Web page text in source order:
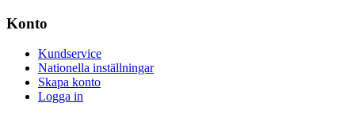
Konto
Kundservice
Nationella inställningar
Skapa konto
Logga in